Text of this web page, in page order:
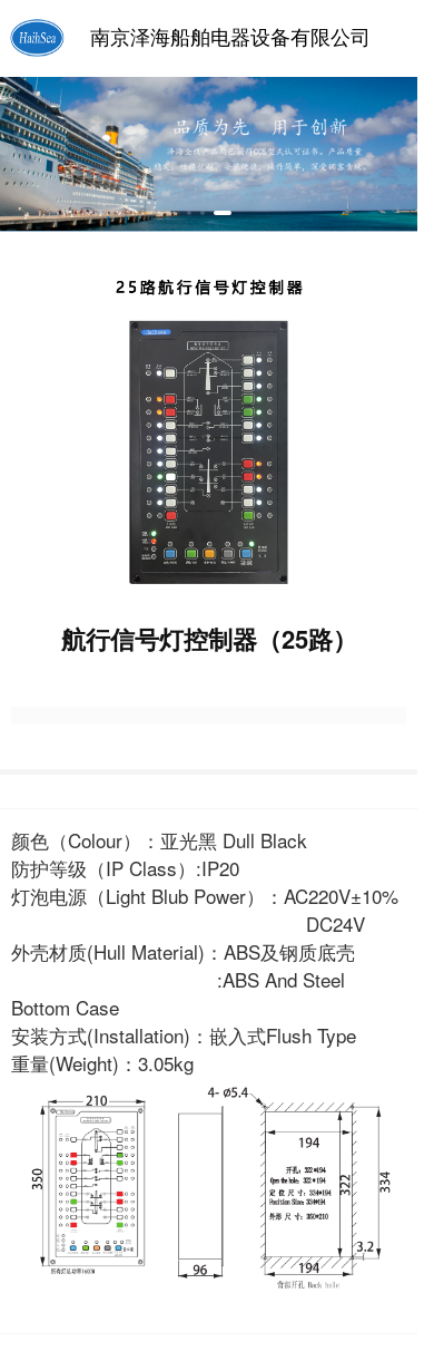
南京泽海船舶电器设备有限公司
航行信号灯控制器（25路）
颜色（Colour）：亚光黑 Dull Black
防护等级（IP Class）:IP20
灯泡电源（Light Blub Power）：AC220V±10%
DC24V
外壳材质(Hull Material)：ABS及钢质底壳
:ABS And Steel
Bottom Case
安装方式(Installation)：嵌入式Flush Type
重量(Weight)：3.05kg